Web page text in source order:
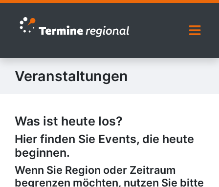
Zur Navigation springen
Zum Inhalt springen
Veranstaltungen
Was ist heute los?
Hier finden Sie Events, die heute
beginnen.
Wenn Sie Region oder Zeitraum
begrenzen möchten, nutzen Sie bitte